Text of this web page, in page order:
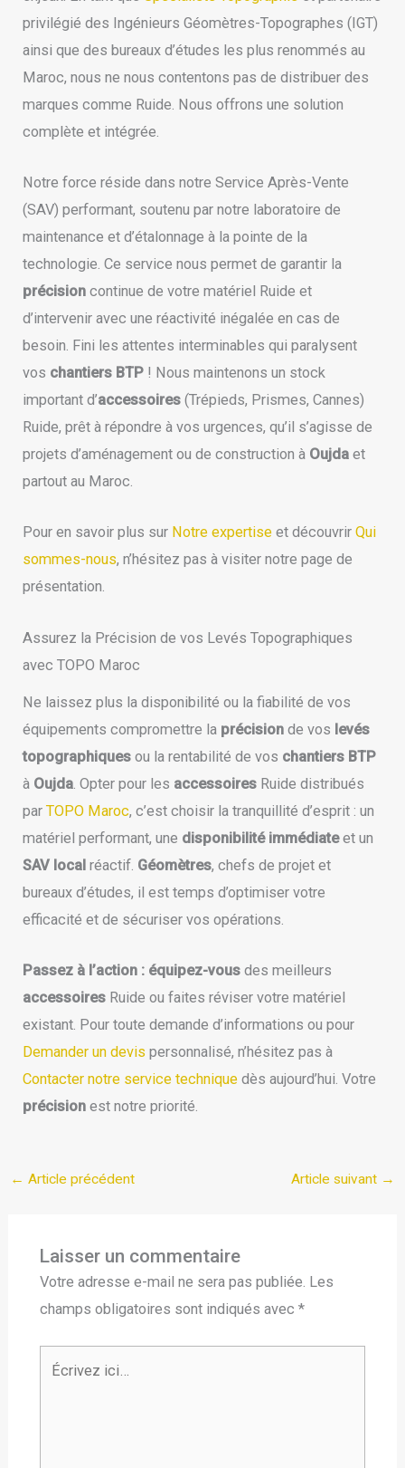
privilégié des Ingénieurs Géomètres-Topographes (IGT)
ainsi que des bureaux d’études les plus renommés au
Maroc, nous ne nous contentons pas de distribuer des
marques comme Ruide. Nous offrons une solution
complète et intégrée.
Notre force réside dans notre Service Après-Vente
(SAV) performant, soutenu par notre laboratoire de
maintenance et d’étalonnage à la pointe de la
technologie. Ce service nous permet de garantir la
précision continue de votre matériel Ruide et
d’intervenir avec une réactivité inégalée en cas de
besoin. Fini les attentes interminables qui paralysent
vos chantiers BTP ! Nous maintenons un stock
important d’accessoires (Trépieds, Prismes, Cannes)
Ruide, prêt à répondre à vos urgences, qu’il s’agisse de
projets d’aménagement ou de construction à Oujda et
partout au Maroc.
Pour en savoir plus sur Notre expertise et découvrirQui
sommes-nous, n’hésitez pas à visiter notre page de
présentation.
Assurez la Précision de vos Levés Topographiques
avec TOPO Maroc
Ne laissez plus la disponibilité ou la fiabilité de vos
équipements compromettre la précision de vos levés
topographiques ou la rentabilité de vos chantiers BTP
à Oujda. Opter pour les accessoires Ruide distribués
parTOPO Maroc, c’est choisir la tranquillité d’esprit : un
matériel performant, une disponibilité immédiateet un
SAV local réactif. Géomètres, chefs de projet et
bureaux d’études, il est temps d’optimiser votre
efficacité et de sécuriser vos opérations.
Passez à l’action : équipez-vous des meilleurs
accessoires Ruide ou faites réviser votre matériel
existant. Pour toute demande d’informations ou pour
Demander un devis personnalisé, n’hésitez pas à
Contacter notre service technique dès aujourd’hui. Votre
précision est notre priorité.
← Article précédent Article suivant →
Laisser un commentaire
Votre adresse e-mail ne sera pas publiée. Les
champs obligatoires sont indiqués avec *